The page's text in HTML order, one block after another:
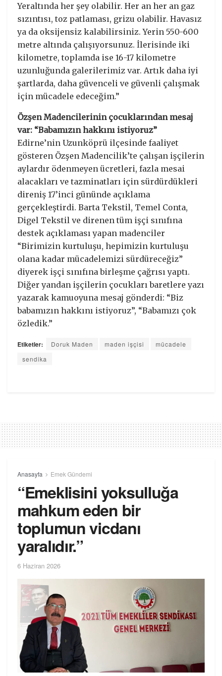
Yeraltında her şey olabilir. Her an her an gaz
sızıntısı, toz patlaması, grizu olabilir. Havasız
ya da oksijensiz kalabilirsiniz. Yerin 550-600
metre altında çalışıyorsunuz. İlerisinde iki
kilometre, toplamda ise 16-17 kilometre
uzunluğunda galerilerimiz var. Artık daha iyi
şartlarda, daha güvenceli ve güvenli çalışmak
için mücadele edeceğim.”
Özşen Madencilerinin çocuklarından mesaj
var: “Babamızın hakkını istiyoruz”
Edirne’nin Uzunköprü ilçesinde faaliyet
gösteren Özşen Madencilik’te çalışan işçilerin
aylardır ödenmeyen ücretleri, fazla mesai
alacakları ve tazminatları için sürdürdükleri
direniş 17’inci gününde açıklama
gerçekleştirdi. Barta Tekstil, Temel Conta,
Digel Tekstil ve direnen tüm işçi sınıfına
destek açıklaması yapan madenciler
“Birimizin kurtuluşu, hepimizin kurtuluşu
olana kadar mücadelemizi sürdüreceğiz”
diyerek işçi sınıfına birleşme çağrısı yaptı.
Diğer yandan işçilerin çocukları baretlere yazı
yazarak kamuoyuna mesaj gönderdi: “Biz
babamızın hakkını istiyoruz”, “Babamızı çok
özledik.”
Etiketler: Doruk Maden maden işçisi
mücadele
sendika
Anasayfa Emek Gündemi
“Emeklisini yoksulluğa
mahkum eden bir
toplumun vicdanı
yaralıdır.”
6 Haziran 2026